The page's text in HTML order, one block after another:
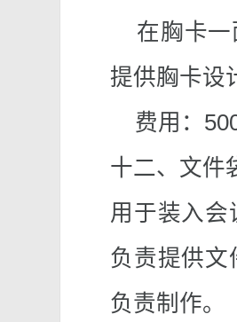
在胸卡一
提供胸卡设
费用：
十二、文件
用于装入
负责提供文
负责制作。